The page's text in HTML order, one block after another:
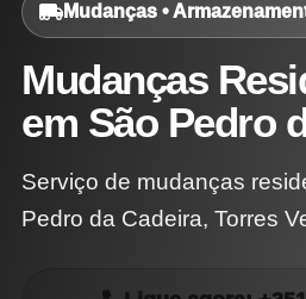
Mudanças •
Mudanças
em São Pedro
Serviço de mudanças
Pedro da Cadeira, Torres